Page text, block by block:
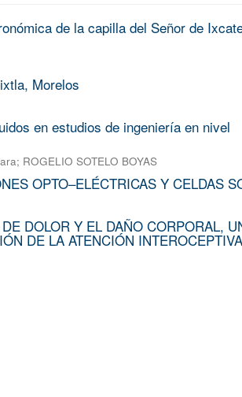
de la capilla del Señor de
Morelos
en estudios de ingeniería en nivel
; ROGELIO SOTELO BOYAS
OPTO–ELÉCTRICAS Y CELDAS
DOLOR Y EL DAÑO CORPORAL,
DE LA ATENCIÓN INTEROCEPTIVA